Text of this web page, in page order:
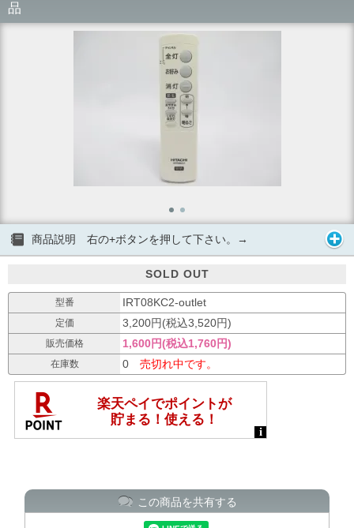
品
商品説明 右の+ボタンを押して下さい。→
SOLD OUT
型番 IRT08KC2-outlet
定価 3,200円(税込3,520円)
販売価格 1,600円(税込1,760円)
在庫数 0 売切れ中です。
この商品を共有する